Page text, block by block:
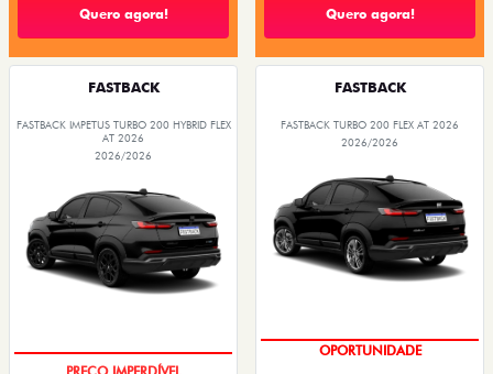
Quero agora! Quero agora!
FASTBACK
FASTBACK IMPETUS TURBO 200 HYBRID FLEX
AT 2026
2026/2026
PREÇO IMPERDÍVEL
FASTBACK
FASTBACK TURBO 200 FLEX AT 2026
2026/2026
OPORTUNIDADE